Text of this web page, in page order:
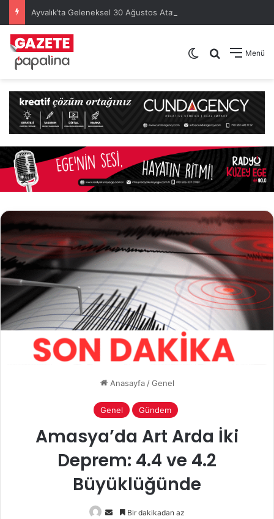
Menü
Arama yap
Dış görünümü
Anasayfa / Genel
Genel Gündem
Amasya’da Art Arda İki
Deprem: 4.4 ve 4.2
Büyüklüğünde
Bir
Bir dakikadan az